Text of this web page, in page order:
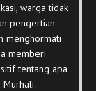
warga tidak
pengertian
menghormati
memberi
tentang apa
Murhali.